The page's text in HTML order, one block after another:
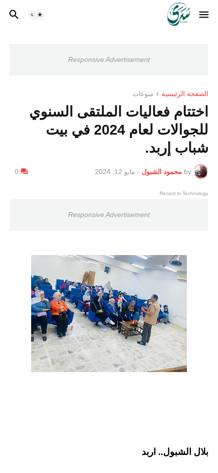
Responsive Advertisement
الصفحة الرئيسية منوعات
اختتام فعاليات الملتقى السنوي
للجوالات لعام 2024 في بيت
شباب إربد.
by محمود الشبول - مايو 12, 2024 0
Recent in Technology
Responsive Advertisement
بلال الشبول.. اربد